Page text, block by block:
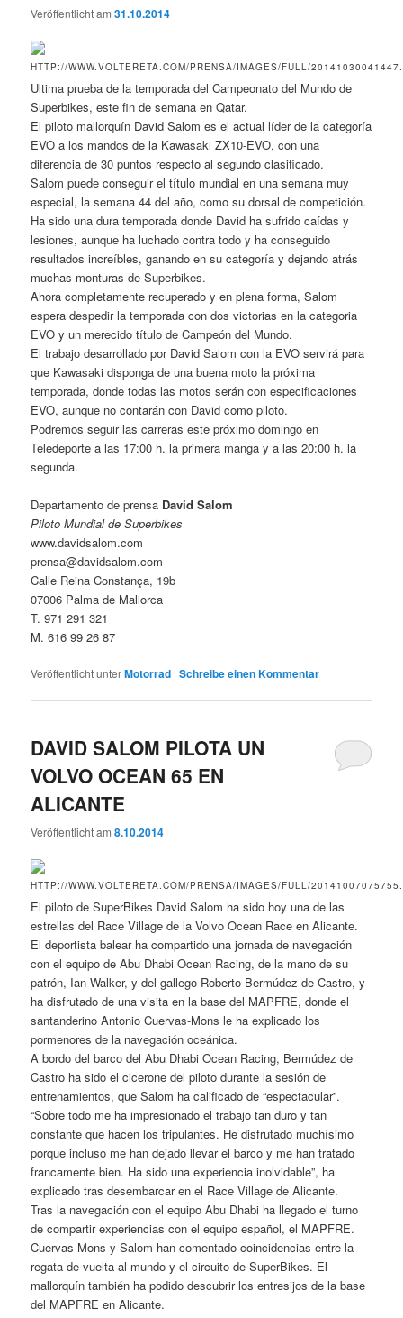
Veröffentlicht am31.10.2014
Ultima prueba de la temporada del Campeonato del Mundo de
Superbikes, este fin de semana en Qatar.
El piloto mallorquín David Salom es el actual líder de la categoría
EVO a los mandos de la Kawasaki ZX10-EVO, con una
diferencia de 30 puntos respecto al segundo clasificado.
Salom puede conseguir el título mundial en una semana muy
especial, la semana 44 del año, como su dorsal de competición.
Ha sido una dura temporada donde David ha sufrido caídas y
lesiones, aunque ha luchado contra todo y ha conseguido
resultados increíbles, ganando en su categoría y dejando atrás
muchas monturas de Superbikes.
Ahora completamente recuperado y en plena forma, Salom
espera despedir la temporada con dos victorias en la categoria
EVO y un merecido título de Campeón del Mundo.
El trabajo desarrollado por David Salom con la EVO servirá para
que Kawasaki disponga de una buena moto la próxima
temporada, donde todas las motos serán con especificaciones
EVO, aunque no contarán con David como piloto.
Podremos seguir las carreras este próximo domingo en
Teledeporte a las 17:00 h. la primera manga y a las 20:00 h. la
segunda.
Departamento de prensa David Salom
Piloto Mundial de Superbikes
www.davidsalom.com
prensa@davidsalom.com
Calle Reina Constança, 19b
07006 Palma de Mallorca
T. 971 291 321
M. 616 99 26 87
Veröffentlicht unterMotorrad |Schreibe einen Kommentar
DAVID SALOM PILOTA UN
VOLVO OCEAN 65 EN
ALICANTE
Veröffentlicht am8.10.2014
El piloto de SuperBikes David Salom ha sido hoy una de las
estrellas del Race Village de la Volvo Ocean Race en Alicante.
El deportista balear ha compartido una jornada de navegación
con el equipo de Abu Dhabi Ocean Racing, de la mano de su
patrón, Ian Walker, y del gallego Roberto Bermúdez de Castro, y
ha disfrutado de una visita en la base del MAPFRE, donde el
santanderino Antonio Cuervas-Mons le ha explicado los
pormenores de la navegación oceánica.
A bordo del barco del Abu Dhabi Ocean Racing, Bermúdez de
Castro ha sido el cicerone del piloto durante la sesión de
entrenamientos, que Salom ha calificado de “espectacular”.
“Sobre todo me ha impresionado el trabajo tan duro y tan
constante que hacen los tripulantes. He disfrutado muchísimo
porque incluso me han dejado llevar el barco y me han tratado
francamente bien. Ha sido una experiencia inolvidable”, ha
explicado tras desembarcar en el Race Village de Alicante.
Tras la navegación con el equipo Abu Dhabi ha llegado el turno
de compartir experiencias con el equipo español, el MAPFRE.
Cuervas-Mons y Salom han comentado coincidencias entre la
regata de vuelta al mundo y el circuito de SuperBikes. El
mallorquín también ha podido descubrir los entresijos de la base
del MAPFRE en Alicante.